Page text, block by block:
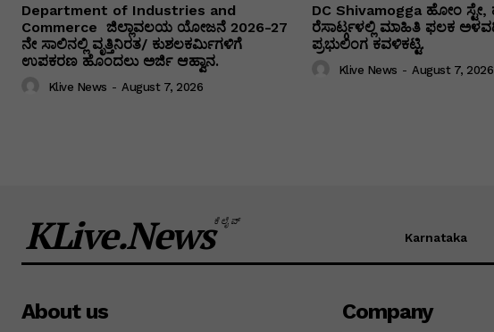
Department of Industries and
Commerce ಜಿಲ್ಲಾವಲಯ ಯೋಜನೆ 2026-27
ನೇ ಸಾಲಿನಲ್ಲಿ ವೃತ್ತಿನಿರತ/ ಕುಶಲಕರ್ಮಿಗಳಿಗೆ
ಉಪಕರಣ ಹೊಂದಲು ಅರ್ಜಿ ಆಹ್ವಾನ.
Klive News - August 7, 2026
DC Shivamogga ಹೋಂ
ರೆಸಾರ್ಟ್ಗಳಲ್ಲಿ ಮಾಹಿತಿ ಫಲಕ
ಪ್ರಭುಲಿಂಗ ಕವಳಿಕಟ್ಟಿ.
Klive News - August 7, 2026
KLive.Newsಕೆಲೈವ್
Karnataka
About us Company